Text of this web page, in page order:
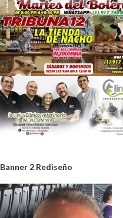
Banner 2 Rediseño